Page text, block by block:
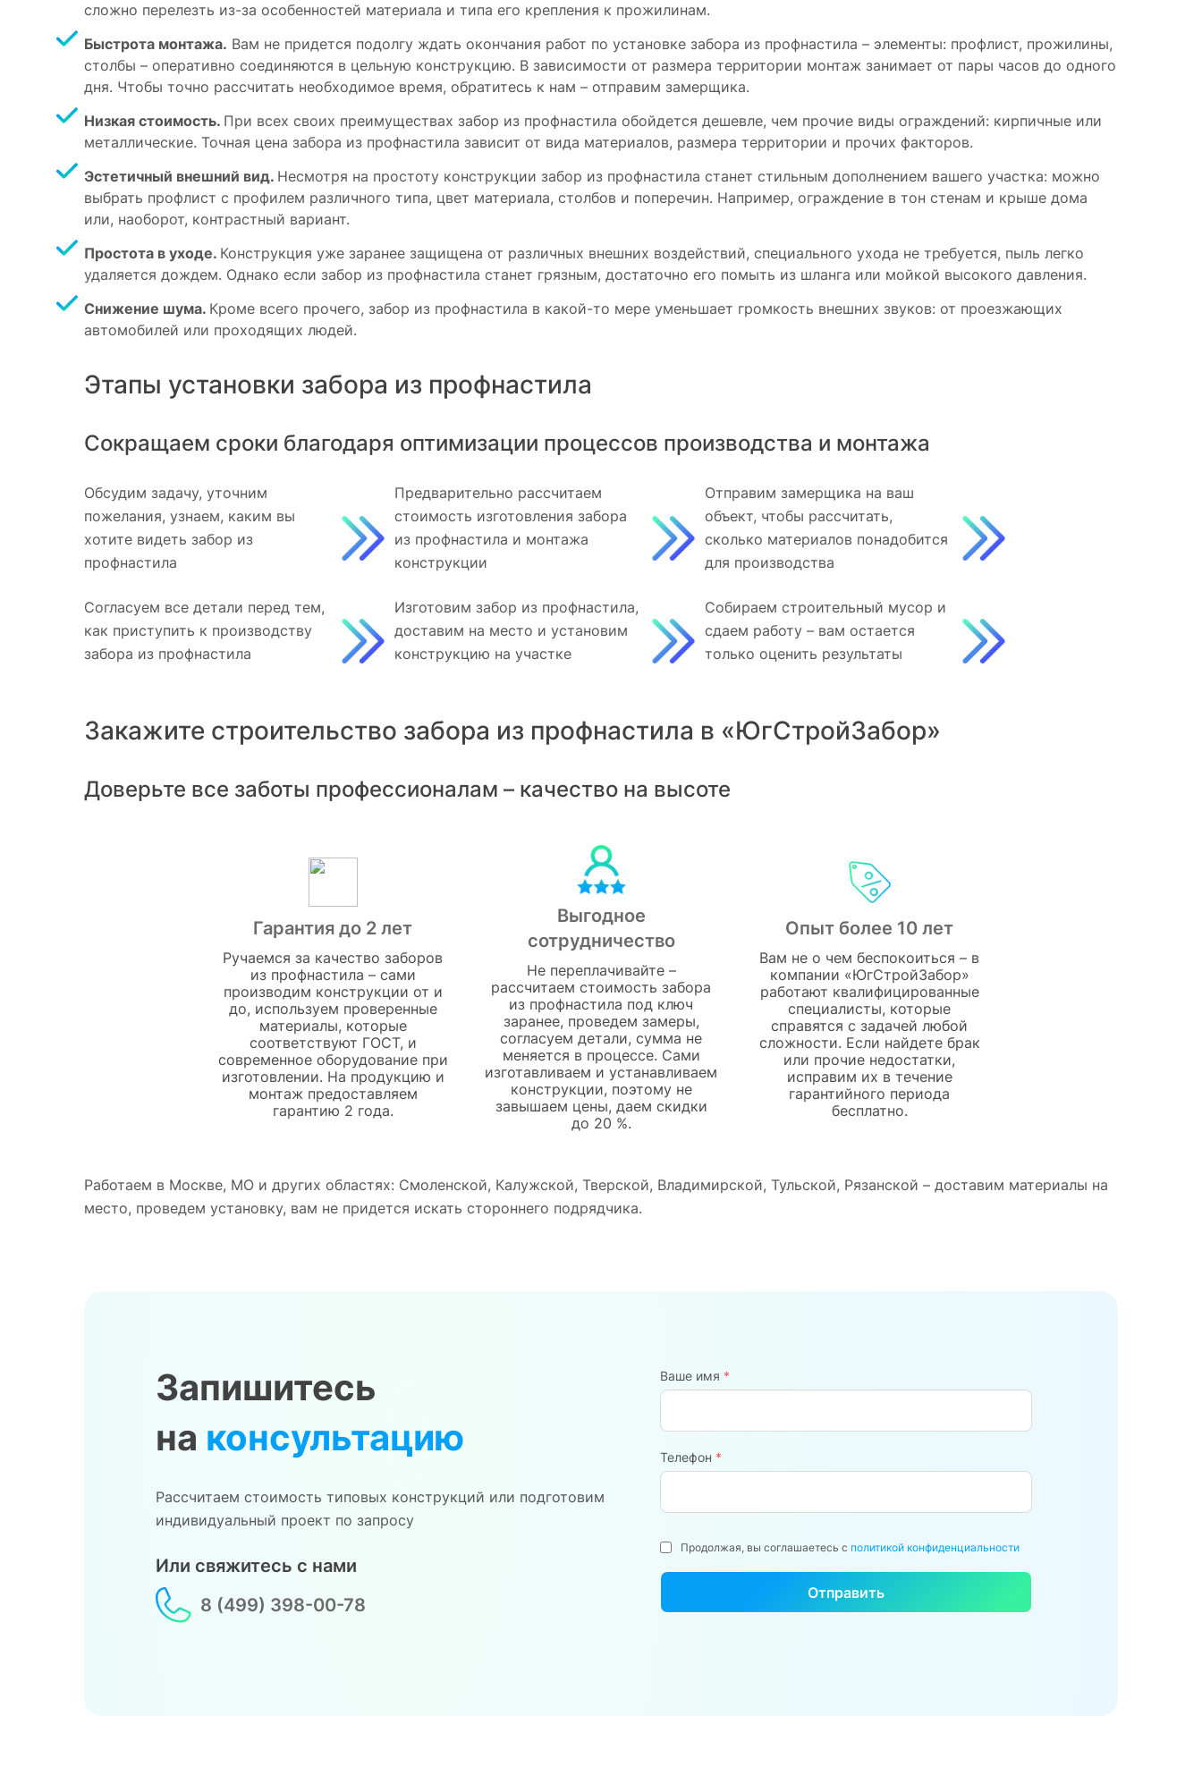
сложно перелезть из-за особенностей материала и типа его крепления к прожилинам.
Быстрота монтажа. Вам не придется подолгу ждать окончания работ по установке забора из профнастила – элементы: профлист, прожилины,
столбы – оперативно соединяются в цельную конструкцию. В зависимости от размера территории монтаж занимает от пары часов до одного
дня. Чтобы точно рассчитать необходимое время, обратитесь к нам – отправим замерщика.
Низкая стоимость. При всех своих преимуществах забор из профнастила обойдется дешевле, чем прочие виды ограждений: кирпичные или
металлические. Точная цена забора из профнастила зависит от вида материалов, размера территории и прочих факторов.
Эстетичный внешний вид. Несмотря на простоту конструкции забор из профнастила станет стильным дополнением вашего участка: можно
выбрать профлист с профилем различного типа, цвет материала, столбов и поперечин. Например, ограждение в тон стенам и крыше дома
или, наоборот, контрастный вариант.
Простота в уходе. Конструкция уже заранее защищена от различных внешних воздействий, специального ухода не требуется, пыль легко
удаляется дождем. Однако если забор из профнастила станет грязным, достаточно его помыть из шланга или мойкой высокого давления.
Снижение шума. Кроме всего прочего, забор из профнастила в какой-то мере уменьшает громкость внешних звуков: от проезжающих
автомобилей или проходящих людей.
Этапы установки забора из профнастила
Сокращаем сроки благодаря оптимизации процессов производства и монтажа
Обсудим задачу, уточним
пожелания, узнаем, каким вы
хотите видеть забор из
профнастила
Предварительно рассчитаем
стоимость изготовления забора
из профнастила и монтажа
конструкции
Отправим замерщика на ваш
объект, чтобы рассчитать,
сколько материалов понадобится
для производства
Согласуем все детали перед тем,
как приступить к производству
забора из профнастила
Изготовим забор из профнастила,
доставим на место и установим
конструкцию на участке
Собираем строительный мусор и
сдаем работу – вам остается
только оценить результаты
Закажите строительство забора из профнастила в «ЮгСтройЗабор»
Доверьте все заботы профессионалам – качество на высоте
Гарантия до 2 лет
Ручаемся за качество заборов
из профнастила – сами
производим конструкции от и
до, используем проверенные
материалы, которые
соответствуют ГОСТ, и
современное оборудование при
изготовлении. На продукцию и
монтаж предоставляем
гарантию 2 года.
Выгодное
сотрудничество
Не переплачивайте –
рассчитаем стоимость забора
из профнастила под ключ
заранее, проведем замеры,
согласуем детали, сумма не
меняется в процессе. Сами
изготавливаем и устанавливаем
конструкции, поэтому не
завышаем цены, даем скидки
до 20 %.
Опыт более 10 лет
Вам не о чем беспокоиться – в
компании «ЮгСтройЗабор»
работают квалифицированные
специалисты, которые
справятся с задачей любой
сложности. Если найдете брак
или прочие недостатки,
исправим их в течение
гарантийного периода
бесплатно.
Работаем в Москве, МО и других областях: Смоленской, Калужской, Тверской, Владимирской, Тульской, Рязанской – доставим материалы на
место, проведем установку, вам не придется искать стороннего подрядчика.
Запишитесь
на консультацию
Рассчитаем стоимость типовых конструкций или подготовим
индивидуальный проект по запросу
Или свяжитесь с нами
8 (499) 398-00-78
Ваше имя *
Телефон *
Продолжая, вы соглашаетесь с политикой конфиденциальности